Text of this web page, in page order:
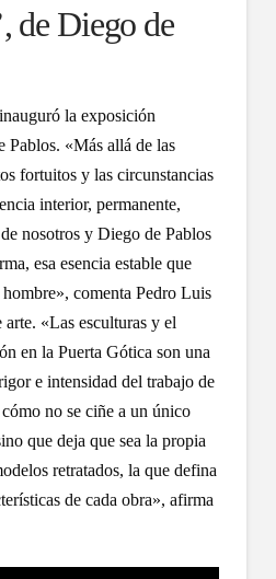
de Diego de
la exposición
Pablos. «Más allá de las
fortuitos y las circunstancias
interior, permanente,
nosotros y Diego de Pablos
esa esencia estable que
comenta Pedro Luis
«Las esculturas y el
en la Puerta Gótica son una
e intensidad del trabajo de
no se ciñe a un único
que deja que sea la propia
retratados, la que defina
de cada obra», afirma